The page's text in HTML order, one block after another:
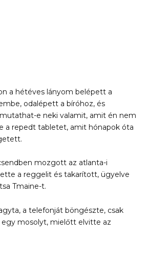
a hétéves lányom belépett a
odalépett a bíróhoz, és
e neki valamit, amit én nem
a repedt tabletet, amit hónapok óta
mozgott az atlanta-i
a reggelit és takarított, ügyelve
Tmaine-t.
a telefonját böngészte, csak
mosolyt, mielőtt elvitte az